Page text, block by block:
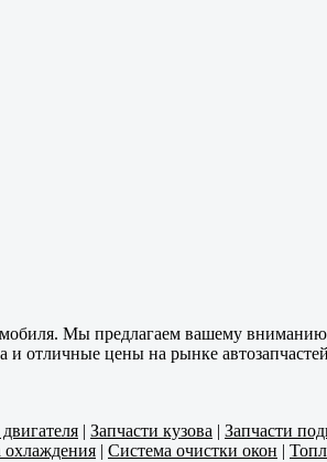
Мы предлагаем вашему
отличные цены на рынке
| Запчасти кузова | Запчасти
охлаждения | Система очистки окон |